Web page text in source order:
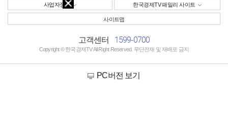
사업자정보 한국경제TV 패밀리 사이트
사이트맵
고객센터 1599-0700
Copyright © 한국경제TV All Right Reserved. 무단전재 및 재배포 금지
PC버전 보기